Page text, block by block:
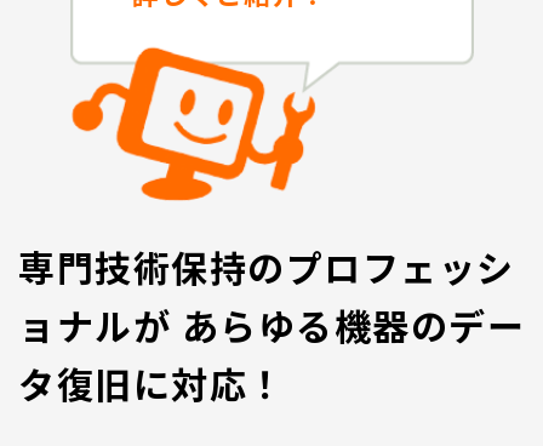
専門技術保持のプロフェッシ
ョナルが あらゆる機器のデー
タ復旧に対応！